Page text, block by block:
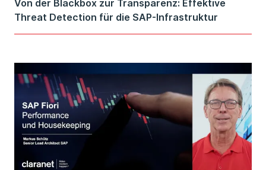
Von der Blackbox zur Transparenz: Effektive
Threat Detection für die SAP-Infrastruktur